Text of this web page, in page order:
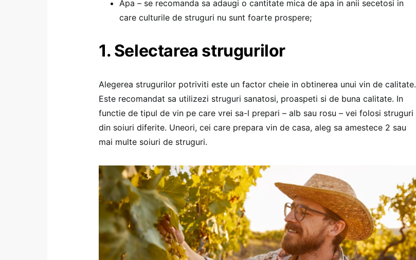
Apa – se recomanda sa adaugi o cantitate mica de apa in anii secetosi in
care culturile de struguri nu sunt foarte prospere;
1. Selectarea strugurilor
Alegerea strugurilor potriviti este un factor cheie in obtinerea unui vin de calitate.
Este recomandat sa utilizezi struguri sanatosi, proaspeti si de buna calitate. In
functie de tipul de vin pe care vrei sa-l prepari – alb sau rosu – vei folosi struguri
din soiuri diferite. Uneori, cei care prepara vin de casa, aleg sa amestece 2 sau
mai multe soiuri de struguri.